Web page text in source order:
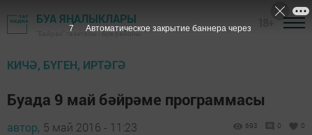
БУА ЯҢАЛЫКЛАРЫ
"Байрак" газетасы - Буа районы
КИЧӘ, БҮГЕН, ИРТӘГӘ
Буада 9 май бәйрәме программасы
автор, 5 май 2016 - 11:23 693 0 0
6 Автоматическое закрытие баннера через